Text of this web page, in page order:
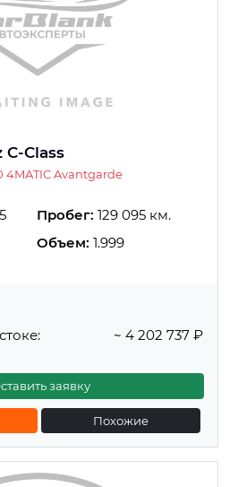
Class
4MATIC Avantgarde
Пробег: 129 095 км.
Объем: 1.999
~ 4 202 737 ₽
заявку
Похожие